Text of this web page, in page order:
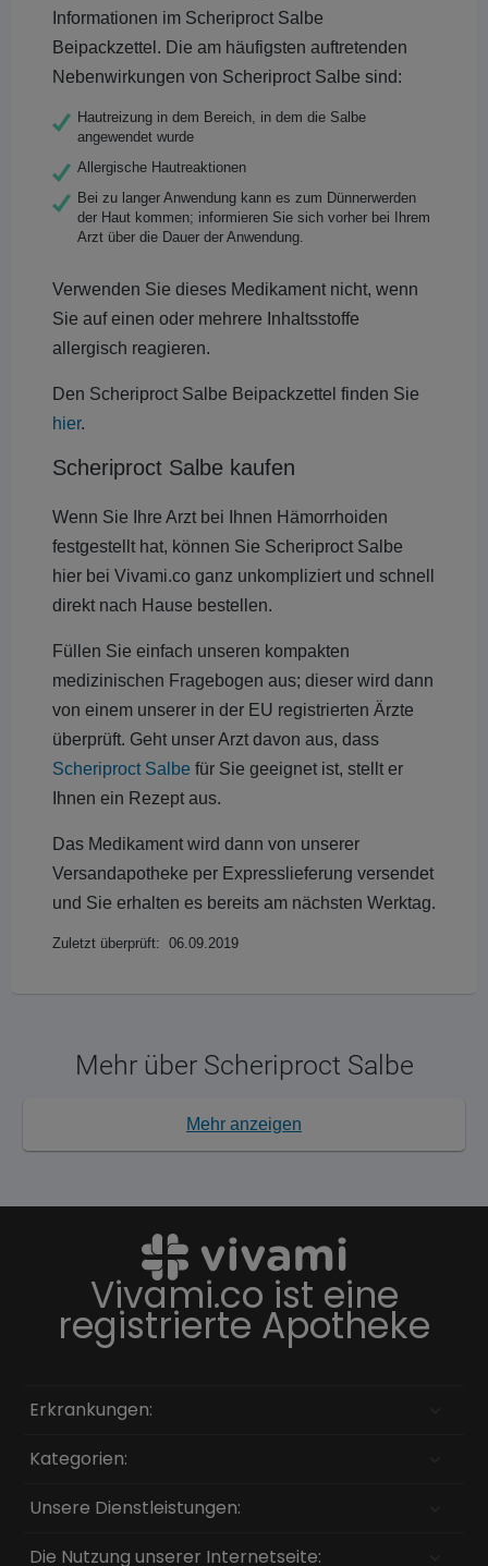
Informationen im Scheriproct Salbe
Beipackzettel. Die am häufigsten auftretenden
Nebenwirkungen von Scheriproct Salbe sind:
Hautreizung in dem Bereich, in dem die Salbe
angewendet wurde
Allergische Hautreaktionen
Bei zu langer Anwendung kann es zum Dünnerwerden
der Haut kommen; informieren Sie sich vorher bei Ihrem
Arzt über die Dauer der Anwendung.
Verwenden Sie dieses Medikament nicht, wenn
Sie auf einen oder mehrere Inhaltsstoffe
allergisch reagieren.
Den Scheriproct Salbe Beipackzettel finden Sie
hier.
Scheriproct Salbe kaufen
Wenn Sie Ihre Arzt bei Ihnen Hämorrhoiden
festgestellt hat, können Sie Scheriproct Salbe
hier bei Vivami.co ganz unkompliziert und schnell
direkt nach Hause bestellen.
Füllen Sie einfach unseren kompakten
medizinischen Fragebogen aus; dieser wird dann
von einem unserer in der EU registrierten Ärzte
überprüft. Geht unser Arzt davon aus, dass
Scheriproct Salbe für Sie geeignet ist, stellt er
Ihnen ein Rezept aus.
Das Medikament wird dann von unserer
Versandapotheke per Expresslieferung versendet
und Sie erhalten es bereits am nächsten Werktag.
Zuletzt überprüft: 06.09.2019
Mehr über Scheriproct Salbe
Mehr anzeigen
Vivami.co ist eine
registrierte Apotheke
Erkrankungen:
Kategorien:
Unsere Dienstleistungen:
Die Nutzung unserer Internetseite: